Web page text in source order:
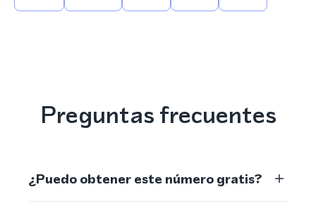
Preguntas frecuentes
¿Puedo obtener este número gratis?